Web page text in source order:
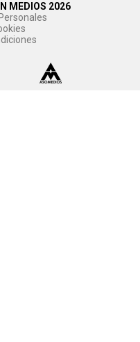
MEDIOS 2026